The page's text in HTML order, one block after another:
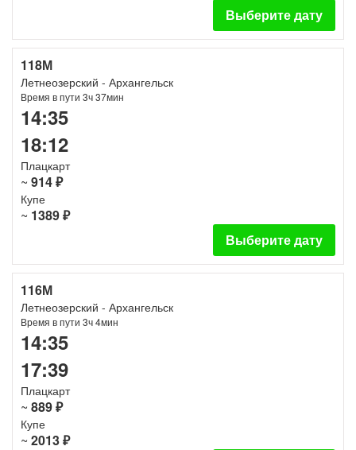
Выберите дату
118М
Летнеозерский - Архангельск
Время в пути 3ч 37мин
14:35
18:12
Плацкарт
~ 914 ₽
Купе
~ 1389 ₽
Выберите дату
116М
Летнеозерский - Архангельск
Время в пути 3ч 4мин
14:35
17:39
Плацкарт
~ 889 ₽
Купе
~ 2013 ₽